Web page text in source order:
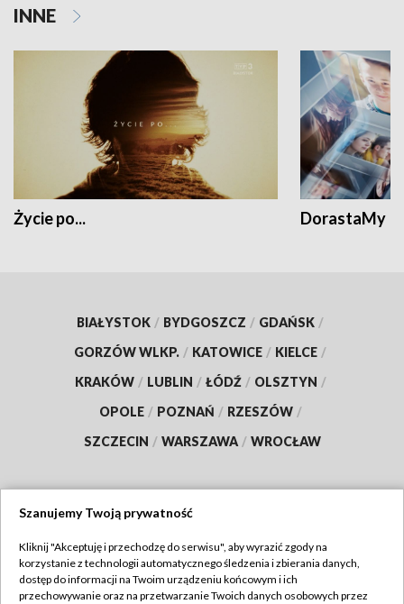
INNE
Życie po... DorastaMy
BIAŁYSTOK / BYDGOSZCZ / GDAŃSK /
GORZÓW WLKP. / KATOWICE / KIELCE /
KRAKÓW / LUBLIN / ŁÓDŹ / OLSZTYN /
OPOLE / POZNAŃ / RZESZÓW /
SZCZECIN / WARSZAWA / WROCŁAW
TVP
Abonament TVP
Szanujemy Twoją prywatność
Kliknij "Akceptuję i przechodzę do serwisu", aby wyrazić zgody na
korzystanie z technologii automatycznego śledzenia i zbierania danych,
dostęp do informacji na Twoim urządzeniu końcowym i ich
przechowywanie oraz na przetwarzanie Twoich danych osobowych przez